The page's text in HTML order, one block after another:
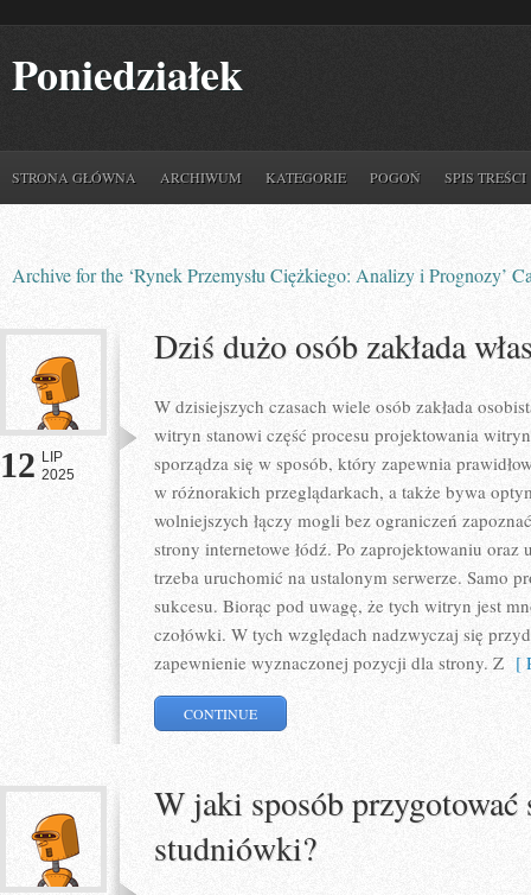
Poniedziałek
STRONA GŁÓWNA ARCHIWUM KATEGORIE POGOŃ SPIS TREŚCI
Archive for the ‘Rynek Przemysłu Ciężkiego: Analizy i Prognozy’
12 LIP
2025
Dziś dużo osób zakłada
W dzisiejszych czasach wiele osób zakłada
witryn stanowi część procesu projektowania
sporządza się w sposób, który zapewnia
w różnorakich przeglądarkach, a także bywa
wolniejszych łączy mogli bez ograniczeń
strony internetowe łódź. Po zaprojektowaniu
trzeba uruchomić na ustalonym serwerze. Samo
sukcesu. Biorąc pod uwagę, że tych witryn jest
czołówki. W tych względach nadzwyczaj się
zapewnienie wyznaczonej pozycji dla strony. Z [
CONTINUE
W jaki sposób przygotować
studniówki?